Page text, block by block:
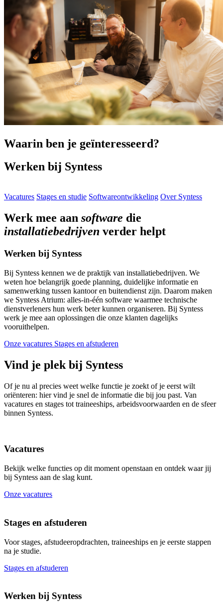
Waarin ben je geïnteresseerd?
Werken bij Syntess
Vacatures Stages en studie Softwareontwikkeling Over Syntess
Werk mee aan software die
installatiebedrijven verder helpt
Werken bij Syntess
Bij Syntess kennen we de praktijk van installatiebedrijven. We
weten hoe belangrijk goede planning, duidelijke informatie en
samenwerking tussen kantoor en buitendienst zijn. Daarom maken
we Syntess Atrium: alles-in-één software waarmee technische
dienstverleners hun werk beter kunnen organiseren. Bij Syntess
werk je mee aan oplossingen die onze klanten dagelijks
vooruithelpen.
Onze vacatures Stages en afstuderen
Vind je plek bij Syntess
Of je nu al precies weet welke functie je zoekt of je eerst wilt
oriënteren: hier vind je snel de informatie die bij jou past. Van
vacatures en stages tot traineeships, arbeidsvoorwaarden en de sfeer
binnen Syntess.
Vacatures
Bekijk welke functies op dit moment openstaan en ontdek waar jij
bij Syntess aan de slag kunt.
Onze vacatures
Stages en afstuderen
Voor stages, afstudeeropdrachten, traineeships en je eerste stappen
na je studie.
Stages en afstuderen
Werken bij Syntess